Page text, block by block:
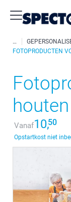
FOTOPRODUCTEN
Vanaf10,50
Opstartkost niet